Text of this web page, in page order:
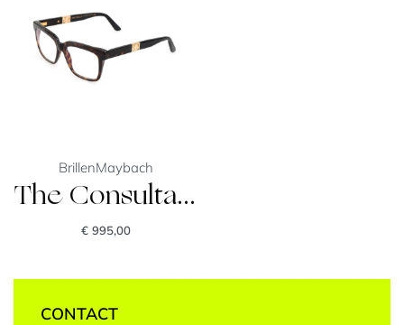
BrillenMaybach
The Consultant II
€995,00
CONTACT